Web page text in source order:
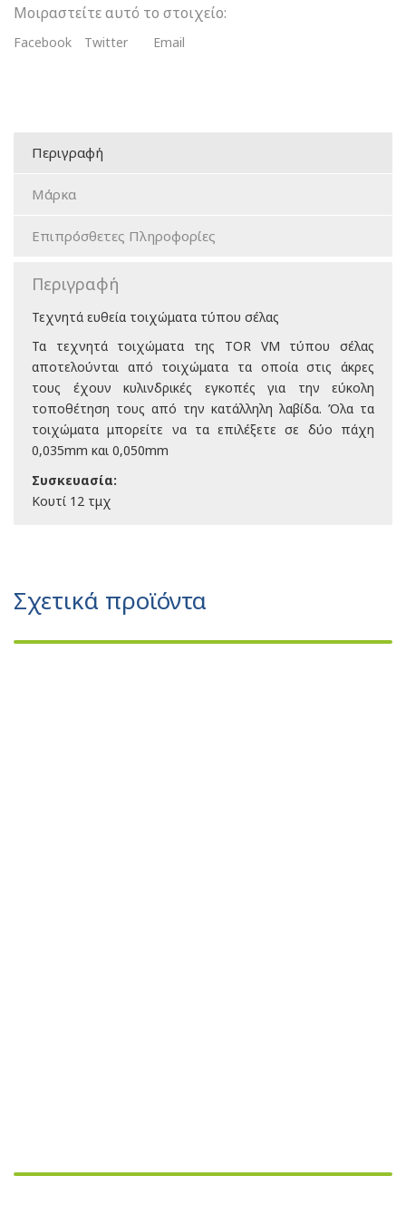
Τοιχώματα
Τύπου
Σέλας
Μοιραστείτε αυτό το στοιχείο:
Facebook Twitter Email
Περιγραφή
Μάρκα
Επιπρόσθετες Πληροφορίες
Περιγραφή
Τεχνητά ευθεία τοιχώματα τύπου σέλας
Τα τεχνητά τοιχώματα της TOR VM τύπου σέλας
αποτελούνται από τοιχώματα τα οποία στις άκρες
τους έχουν κυλινδρικές εγκοπές για την εύκολη
τοποθέτηση τους από την κατάλληλη λαβίδα. Όλα τα
τοιχώματα μπορείτε να τα επιλέξετε σε δύο πάχη
0,035mm και 0,050mm
Συσκευασία:
Κουτί 12 τμχ
Σχετικά προϊόντα